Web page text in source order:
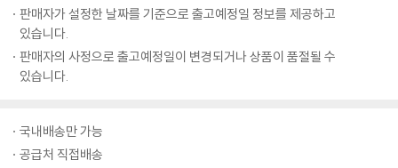
판매자가 설정한 날짜를 기준으로 출고예정일 정보를 제공하고
있습니다.
판매자의 사정으로 출고예정일이 변경되거나 상품이 품절될 수
있습니다.
국내배송만 가능
공급처 직접배송